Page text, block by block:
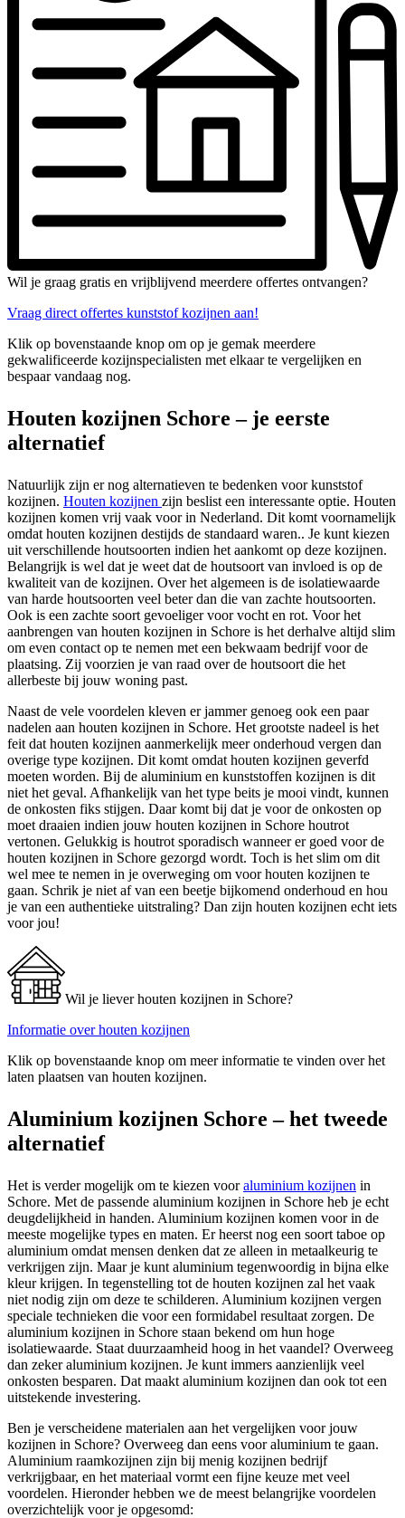
Wil je graag gratis en vrijblijvend meerdere offertes ontvangen?
Vraag direct offertes kunststof kozijnen aan!
Klik op bovenstaande knop om op je gemak meerdere
gekwalificeerde kozijnspecialisten met elkaar te vergelijken en
bespaar vandaag nog.
Houten kozijnen Schore – je eerste
alternatief
Natuurlijk zijn er nog alternatieven te bedenken voor kunststof
kozijnen. Houten kozijnen zijn beslist een interessante optie. Houten
kozijnen komen vrij vaak voor in Nederland. Dit komt voornamelijk
omdat houten kozijnen destijds de standaard waren.. Je kunt kiezen
uit verschillende houtsoorten indien het aankomt op deze kozijnen.
Belangrijk is wel dat je weet dat de houtsoort van invloed is op de
kwaliteit van de kozijnen. Over het algemeen is de isolatiewaarde
van harde houtsoorten veel beter dan die van zachte houtsoorten.
Ook is een zachte soort gevoeliger voor vocht en rot. Voor het
aanbrengen van houten kozijnen in Schore is het derhalve altijd slim
om even contact op te nemen met een bekwaam bedrijf voor de
plaatsing. Zij voorzien je van raad over de houtsoort die het
allerbeste bij jouw woning past.
Naast de vele voordelen kleven er jammer genoeg ook een paar
nadelen aan houten kozijnen in Schore. Het grootste nadeel is het
feit dat houten kozijnen aanmerkelijk meer onderhoud vergen dan
overige type kozijnen. Dit komt omdat houten kozijnen geverfd
moeten worden. Bij de aluminium en kunststoffen kozijnen is dit
niet het geval. Afhankelijk van het type beits je mooi vindt, kunnen
de onkosten fiks stijgen. Daar komt bij dat je voor de onkosten op
moet draaien indien jouw houten kozijnen in Schore houtrot
vertonen. Gelukkig is houtrot sporadisch wanneer er goed voor de
houten kozijnen in Schore gezorgd wordt. Toch is het slim om dit
wel mee te nemen in je overweging om voor houten kozijnen te
gaan. Schrik je niet af van een beetje bijkomend onderhoud en hou
je van een authentieke uitstraling? Dan zijn houten kozijnen echt iets
voor jou!
Wil je liever houten kozijnen in Schore?
Informatie over houten kozijnen
Klik op bovenstaande knop om meer informatie te vinden over het
laten plaatsen van houten kozijnen.
Aluminium kozijnen Schore – het tweede
alternatief
Het is verder mogelijk om te kiezen vooraluminium kozijnen in
Schore. Met de passende aluminium kozijnen in Schore heb je echt
deugdelijkheid in handen. Aluminium kozijnen komen voor in de
meeste mogelijke types en maten. Er heerst nog een soort taboe op
aluminium omdat mensen denken dat ze alleen in metaalkeurig te
verkrijgen zijn. Maar je kunt aluminium tegenwoordig in bijna elke
kleur krijgen. In tegenstelling tot de houten kozijnen zal het vaak
niet nodig zijn om deze te schilderen. Aluminium kozijnen vergen
speciale technieken die voor een formidabel resultaat zorgen. De
aluminium kozijnen in Schore staan bekend om hun hoge
isolatiewaarde. Staat duurzaamheid hoog in het vaandel? Overweeg
dan zeker aluminium kozijnen. Je kunt immers aanzienlijk veel
onkosten besparen. Dat maakt aluminium kozijnen dan ook tot een
uitstekende investering.
Ben je verscheidene materialen aan het vergelijken voor jouw
kozijnen in Schore? Overweeg dan eens voor aluminium te gaan.
Aluminium raamkozijnen zijn bij menig kozijnen bedrijf
verkrijgbaar, en het materiaal vormt een fijne keuze met veel
voordelen. Hieronder hebben we de meest belangrijke voordelen
overzichtelijk voor je opgesomd: